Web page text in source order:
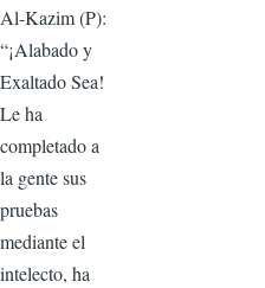
Al-Kazim (P):
“¡Alabado y
Exaltado Sea!
Le ha
completado a
la gente sus
prue­bas
mediante el
intelecto, ha